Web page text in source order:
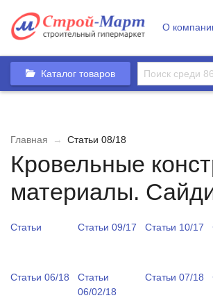
О
Каталог товаров
Главная → Статьи 08/18
Кровельные
материалы.
Статьи Статьи 09/17 Статьи 10/17
Статьи 06/18
Статьи
06/02/18
Статьи 07/18